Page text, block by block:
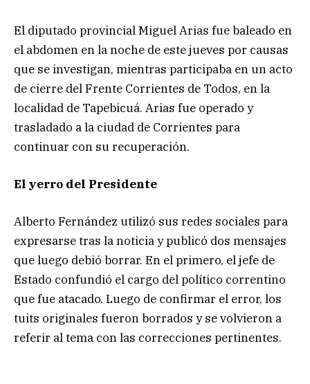
El diputado provincial Miguel Arias fue baleado en
el abdomen en la noche de este jueves por causas
que se investigan, mientras participaba en un acto
de cierre del Frente Corrientes de Todos, en la
localidad de Tapebicuá. Arias fue operado y
trasladado a la ciudad de Corrientes para
continuar con su recuperación.
El yerro del Presidente
Alberto Fernández utilizó sus redes sociales para
expresarse tras la noticia y publicó dos mensajes
que luego debió borrar. En el primero, el jefe de
Estado confundió el cargo del político correntino
que fue atacado. Luego de confirmar el error, los
tuits originales fueron borrados y se volvieron a
referir al tema con las correcciones pertinentes.